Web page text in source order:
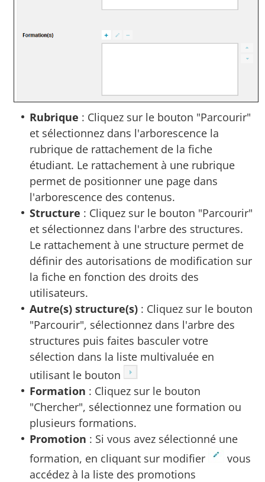
Rubrique : Cliquez sur le bouton "Parcourir"
et sélectionnez dans l'arborescence la
rubrique de rattachement de la fiche
étudiant. Le rattachement à une rubrique
permet de positionner une page dans
l'arborescence des contenus.
Structure : Cliquez sur le bouton "Parcourir"
et sélectionnez dans l'arbre des structures.
Le rattachement à une structure permet de
définir des autorisations de modification sur
la fiche en fonction des droits des
utilisateurs.
Autre(s) structure(s) : Cliquez sur le bouton
"Parcourir", sélectionnez dans l'arbre des
structures puis faites basculer votre
sélection dans la liste multivaluée en
utilisant le bouton
Formation : Cliquez sur le bouton
"Chercher", sélectionnez une formation ou
plusieurs formations.
Promotion : Si vous avez sélectionné une
formation, en cliquant sur modifier
vous
accédez à la liste des promotions